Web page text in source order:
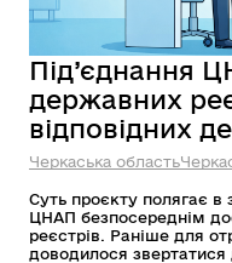
Під’єднання
державних
відповідних
Черкаська область
Суть проєкту полягає в
ЦНАП безпосереднім
реєстрів. Раніше для
доводилося звертатися